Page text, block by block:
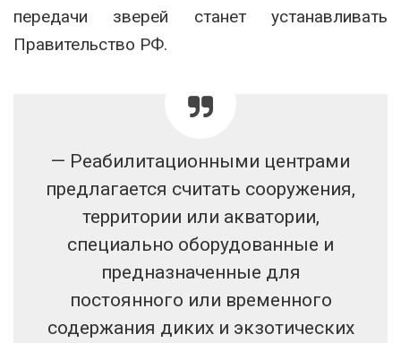
передачи зверей станет устанавливать
Правительство РФ.
— Реабилитационными центрами
предлагается считать сооружения,
территории или акватории,
специально оборудованные и
предназначенные для
постоянного или временного
содержания диких и экзотических